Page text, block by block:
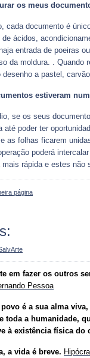
os meus
cada documento é
ácidos,
entrada de poeiras
da moldura. .
desenho a pastel,
estiveram
se os seus
até poder ter
as folhas ficarem
poderá
rápida e estes não
página
em fazer os outros
Pessoa
é a sua alma
toda a humanidade,
à existência física do
a vida é breve.